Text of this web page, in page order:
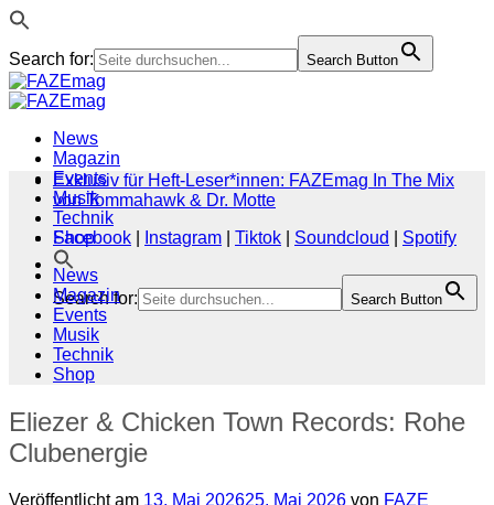
Search for: Search Button
Zum
Inhalt
News
Magazin
Events
Musik
Technik
Shop
Search for: Search Button
Exklusiv für Heft-Leser*innen: FAZEmag In The Mix
von Tommahawk & Dr. Motte
Facebook
Instagram Tiktok Soundcloud
Spotify
News
Magazin
Events
Musik
Technik
Shop
Eliezer & Chicken Town Records: Rohe
Clubenergie
Veröffentlicht am 13. Mai 202625. Mai 2026 von FAZE